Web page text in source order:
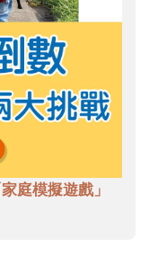
庭模擬遊戲」